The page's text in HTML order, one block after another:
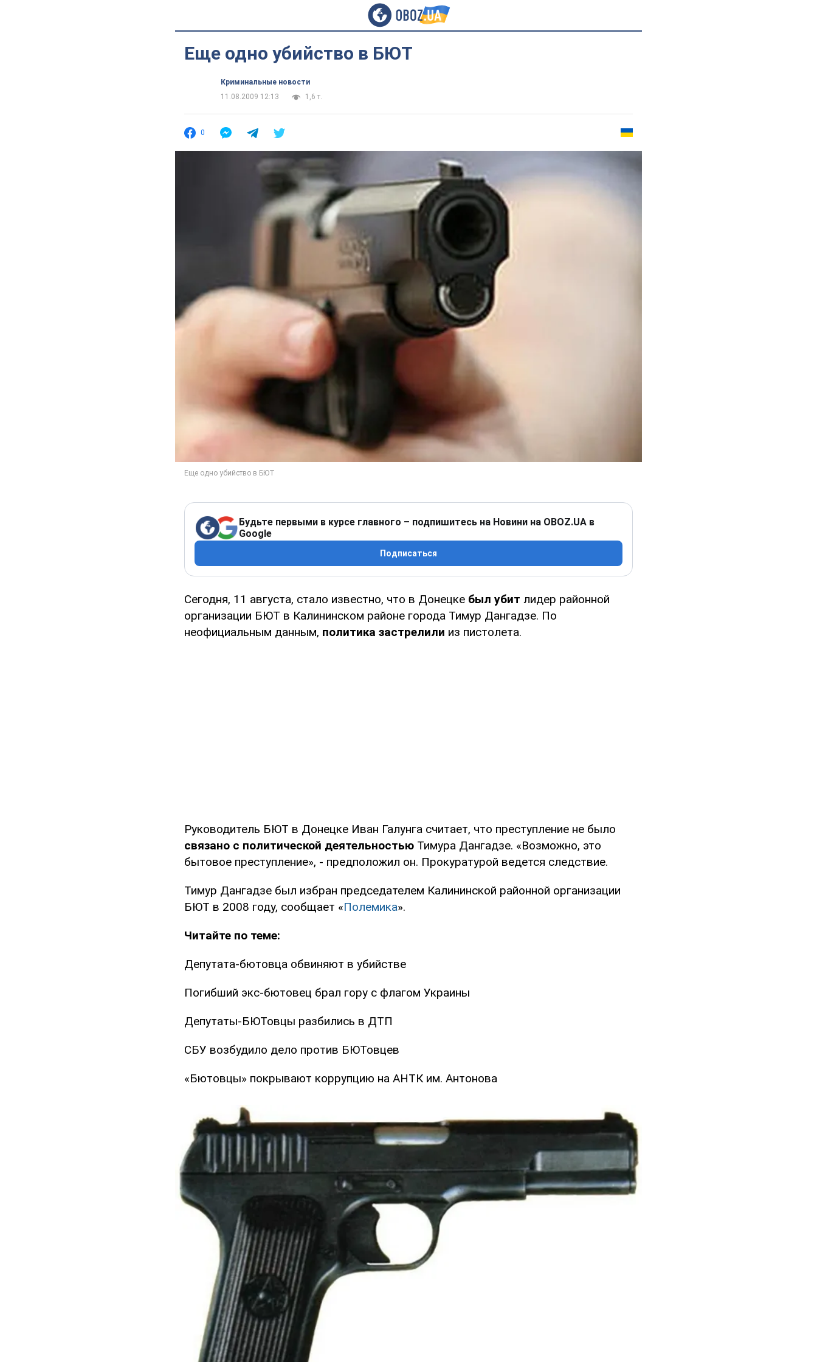
Еще одно убийство в БЮТ
Криминальные новости
11.08.2009 12:13
1,6 т.
0
Будьте первыми в курсе главного – подпишитесь на Новини на OBOZ.UA в
Google
Подписаться
Сегодня, 11 августа, стало известно, что в Донецке был убит лидер районной
организации БЮТ в Калининском районе города Тимур Дангадзе. По
неофициальным данным, политика застрелили из пистолета.
Руководитель БЮТ в Донецке Иван Галунга считает, что преступление не было
связано с политической деятельностью Тимура Дангадзе. «Возможно, это
бытовое преступление», - предположил он. Прокуратурой ведется следствие.
Тимур Дангадзе был избран председателем Калининской районной организации
БЮТ в 2008 году, сообщает «Полемика».
Читайте по теме:
Депутата-бютовца обвиняют в убийстве
Погибший экс-бютовец брал гору с флагом Украины
Депутаты-БЮТовцы разбились в ДТП
СБУ возбудило дело против БЮТовцев
«Бютовцы» покрывают коррупцию на АНТК им. Антонова